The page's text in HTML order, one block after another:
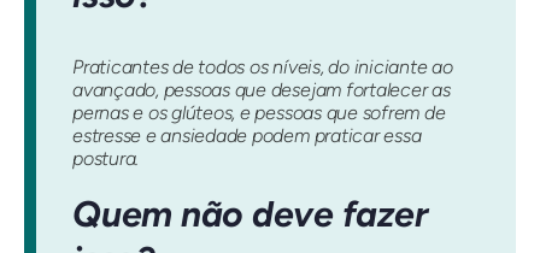
Praticantes de todos os níveis, do iniciante ao
avançado, pessoas que desejam fortalecer as
pernas e os glúteos, e pessoas que sofrem de
estresse e ansiedade podem praticar essa
postura.
Quem não deve fazer